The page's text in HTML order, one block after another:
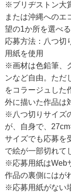
※ブリヂストン大
または沖縄へのエ
望の1か所を選べる
応募方法：八つ切
用紙を使用
※画材は色鉛筆、
ンなど自由。ただ
をコラージュした
外に描いた作品は
※八つ切りサイズ
が、自身で、
サイズでも応募を
で絵が一部切れて
※応募用紙はWeb
作品の裏側にはが
※応募用紙がない